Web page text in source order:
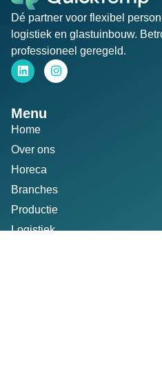
Dé partner voor flexibel
logistiek en glastuinbouw.
professioneel geregeld.
Menu
Home
Over ons
Horeca
Branches
Productie
Logistiek